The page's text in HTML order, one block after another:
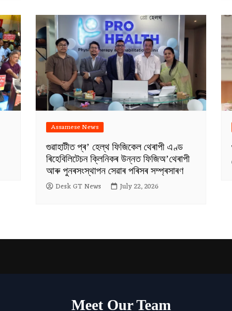
Assamese News
গুৱাহাটীত প্ৰ’ হেল্থ ফিজিকেল থেৰাপী এণ্ড
ৰিহেবিলিটেচন ক্লিনিকৰ উন্নত ফিজিঅ’থেৰাপী
আৰু পুনৰসংস্থাপন সেৱাৰ পৰিসৰ সম্প্ৰসাৰণ
Desk GT News July 22, 2026
Meet Our Team